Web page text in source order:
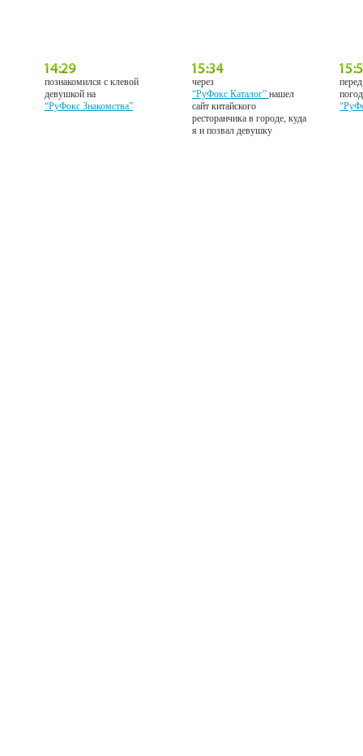
познакомился с клевой
девушкой на
“РуФокс Знакомства”
через
“РуФокс Каталог”нашел
сайт китайского
ресторанчика в городе, куда
я и позвал девушку